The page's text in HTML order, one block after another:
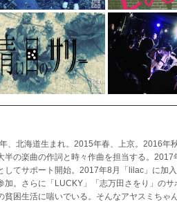
、北海道生まれ。2015年春、上京。2016年
半の楽曲の作詞と時々作曲を担当する。2017
してサポート開始。2017年8月「lilac」に加
加。さらに「LUCKY」「志万田さをり」のサ
貧困生活に喘いでいる。そんなアヤスミちゃ